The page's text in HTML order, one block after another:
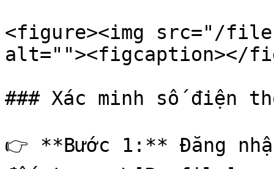
<figure><img src="/files/
alt=""><figcaption></
### Xác minh số điện
👉 **Bước 1:** Đăng